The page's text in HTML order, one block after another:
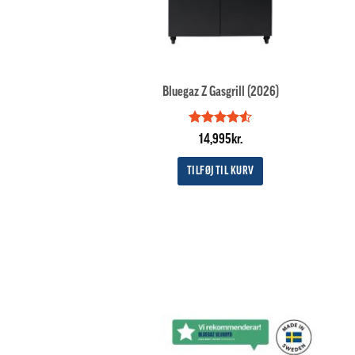
Bluegaz Z Gasgrill (2026)
Vurderet
4.5 ud af
5
14,995kr.
TILFØJ TIL KURV